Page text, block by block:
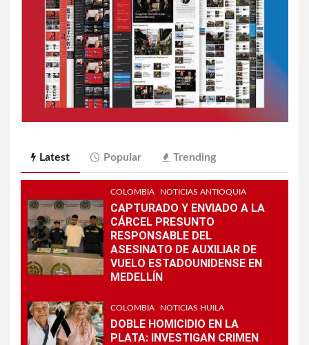
Latest Popular Trending
COLOMBIA NOTICIAS ANTIOQUIA
CAPTURADO Y ENVIADO A LA
CÁRCEL PRESUNTO
RESPONSABLE DEL
ASESINATO DE AUXILIAR DE
VUELO ESTADOUNIDENSE EN
MEDELLÍN
COLOMBIA NOTICIAS HUILA
DOBLE HOMICIDIO EN LA
PLATA: INVESTIGAN CRIMEN